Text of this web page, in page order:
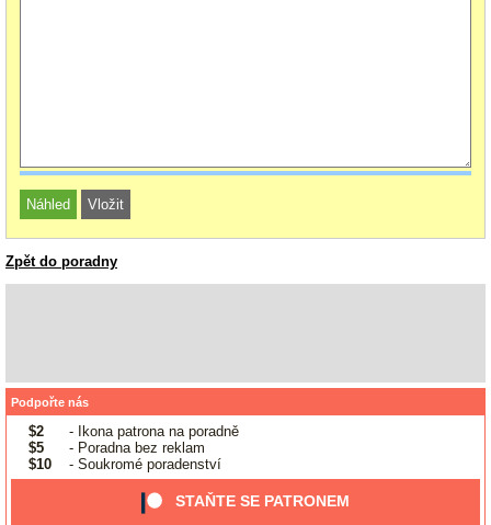
Zpět do poradny
Podpořte nás
$2
- Ikona patrona na poradně
$5
- Poradna bez reklam
$10
- Soukromé poradenství
STAŇTE SE PATRONEM